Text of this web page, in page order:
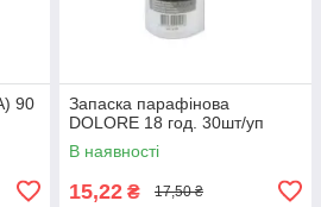
90
Запаска парафінова
DOLORE 18 год. 30шт/уп
В наявності
15,22 ₴ 17,50 ₴